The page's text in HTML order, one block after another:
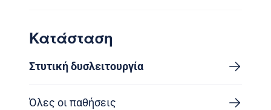
Κατάσταση
Στυτική δυσλειτουργία
Όλες οι παθήσεις